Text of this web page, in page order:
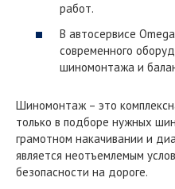
работ.
В автосервисе
современного
шиномонтажа и
Шиномонтаж – это
только в подборе нужных
грамотном накачивании и
является неотъемлемым
безопасности на дороге.